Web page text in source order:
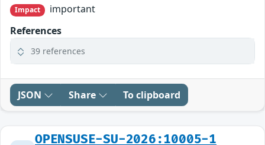
Impact
important
References
39 references
JSON Share To clipboard
OPENSUSE-SU-2026:10005-1